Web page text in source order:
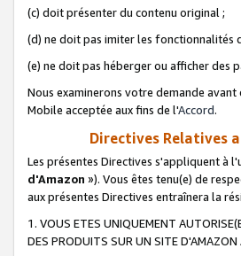
(c) doit présenter du contenu original ;
(d) ne doit pas imiter les fonctionnalités
(e) ne doit pas héberger ou afficher des
Nous examinerons votre demande
Mobile acceptée aux fins de l'Accord.
Directives Relatives
Les présentes Directives s'appliquent à
d'Amazon »). Vous êtes tenu(e) de
aux présentes Directives entraînera la
1. VOUS ETES UNIQUEMENT
DES PRODUITS SUR UN SITE D'AMAZON